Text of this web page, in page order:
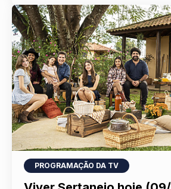
PROGRAMAÇÃO DA TV